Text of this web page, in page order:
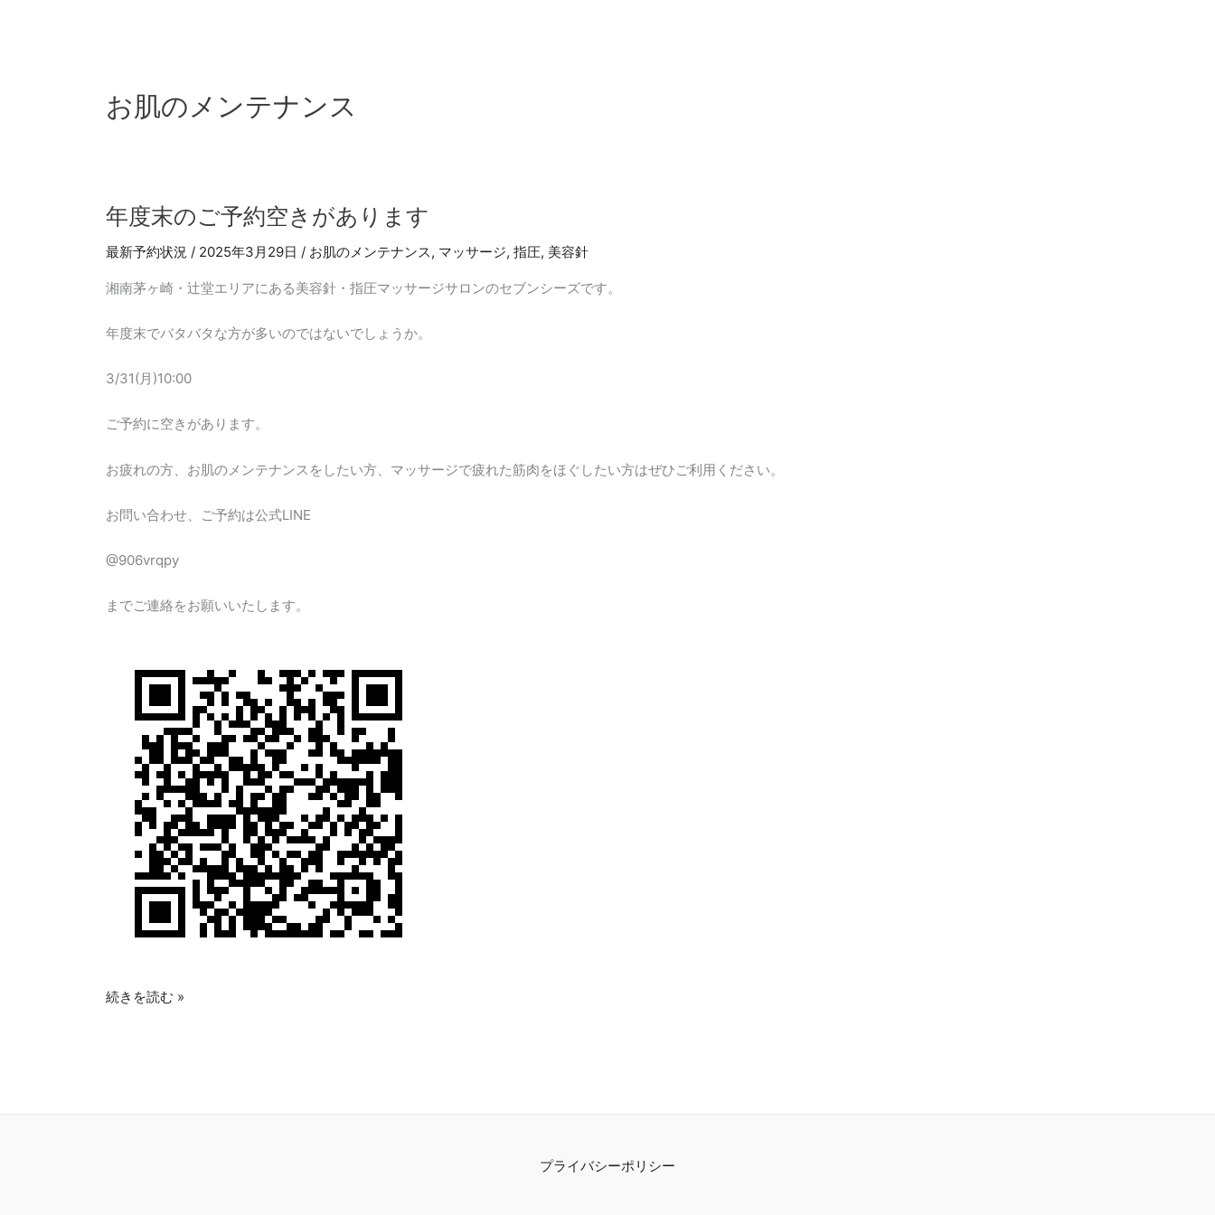
お肌のメンテナンス
年度末のご予約空きがあります
最新予約状況 / 2025年3月29日 / お肌のメンテナンス, マッサージ, 指圧, 美容針
湘南茅ヶ崎・辻堂エリアにある美容針・指圧マッサージサロンのセブンシーズです。
年度末でバタバタな方が多いのではないでしょうか。
3/31(月)10:00
ご予約に空きがあります。
お疲れの方、お肌のメンテナンスをしたい方、マッサージで疲れた筋肉をほぐしたい方はぜひご利用ください。
お問い合わせ、ご予約は公式LINE
@906vrqpy
までご連絡をお願いいたします。
年
度
末
ご
約
き
あ
ま
続きを読む »
プライバシーポリシー